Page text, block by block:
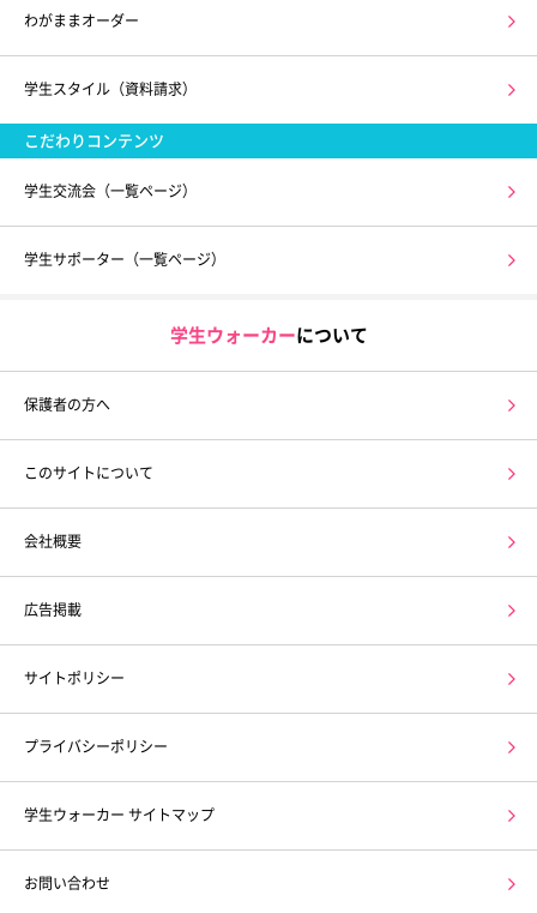
わがままオーダー
学生スタイル（資料請求）
こだわりコンテンツ
学生交流会（一覧ページ）
学生サポーター（一覧ページ）
学生ウォーカーについて
保護者の方へ
このサイトについて
会社概要
広告掲載
サイトポリシー
プライバシーポリシー
学生ウォーカー サイトマップ
お問い合わせ